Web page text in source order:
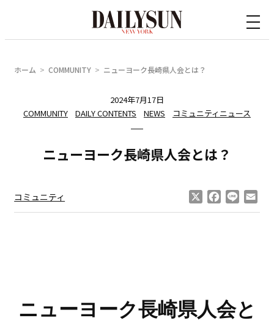
ホーム COMMUNITY ニューヨーク長崎県人会とは？
2024年7月17日
COMMUNITY
DAILY CONTENTS NEWS コミュニティニュース
ニューヨーク長崎県人会とは？
コミュニティ Facebook
Line
ニューヨーク長崎県人会と